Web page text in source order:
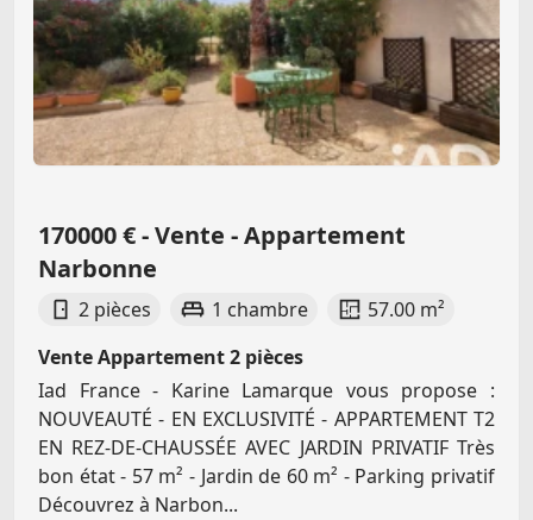
170000 € - Vente - Appartement
Narbonne
2 pièces 1 chambre
57.00 m²
Vente Appartement 2 pièces
Iad France - Karine Lamarque vous propose :
NOUVEAUTÉ - EN EXCLUSIVITÉ - APPARTEMENT T2
EN REZ-DE-CHAUSSÉE AVEC JARDIN PRIVATIF Très
bon état - 57 m² - Jardin de 60 m² - Parking privatif
Découvrez à Narbon...